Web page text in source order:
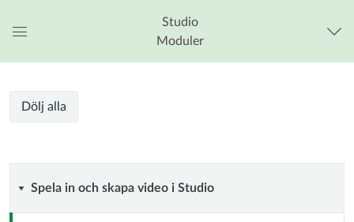
navigationsmeny
Studio
Moduler
Studio
igång
Studio
video
i
Kursmoduler
Dölj alla
Spela
Spela in och skapa video i Studio